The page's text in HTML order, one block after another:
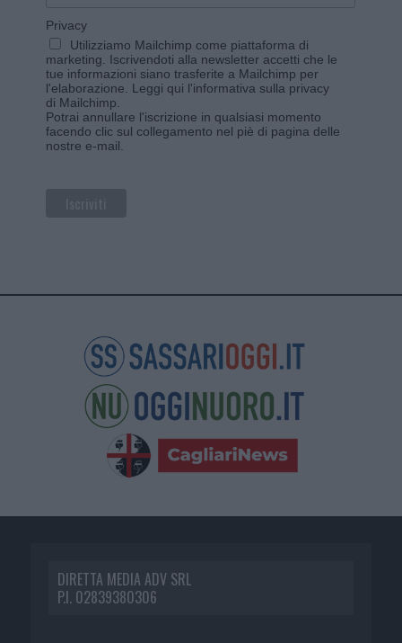
Privacy
Utilizziamo Mailchimp come piattaforma di
marketing. Iscrivendoti alla newsletter accetti che le
tue informazioni siano trasferite a Mailchimp per
l'elaborazione. Leggi qui l'informativa sulla privacy
di Mailchimp
Potrai annullare l'iscrizione in qualsiasi momento
facendo clic sul collegamento nel piè di pagina delle
nostre e-mail.
DIRETTA MEDIA ADV SRL
P.I. 02839380306